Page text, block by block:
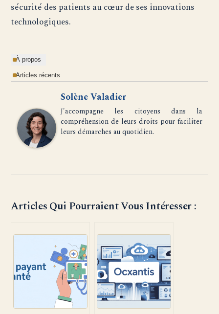
sécurité des patients au cœur de ses innovations
technologiques.
À propos
Articles récents
Solène Valadier
J'accompagne les citoyens dans la
compréhension de leurs droits pour faciliter
leurs démarches au quotidien.
Articles Qui Pourraient Vous Intéresser :